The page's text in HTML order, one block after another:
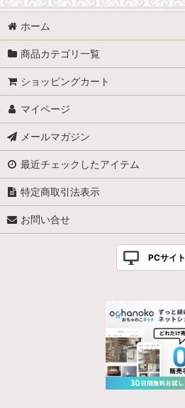
ホーム
商品カテゴリ一覧
ショッピングカート
マイページ
メールマガジン
最近チェックしたアイテム
特定商取引法表示
お問い合せ
PCサイト